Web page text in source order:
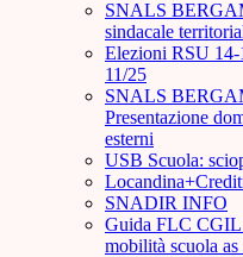
SNALS
sindacale
Elezioni RSU
11/25
SNALS
Presentazione
esterni
USB Scuola:
SNADIR INFO
Guida FLC CGIL
mobilità scuola